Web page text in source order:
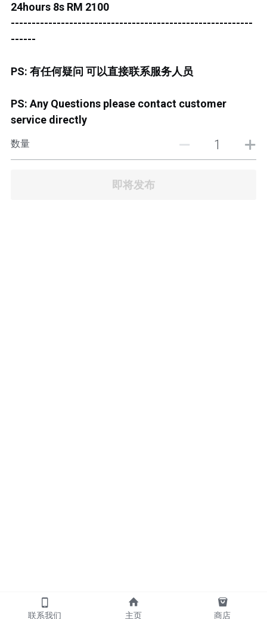
JB TOWN 4
JB TOWN SENTOSA
JB TOWN CENTURY
24hours 8s RM 2100
----------------------------------------------------------
------
PS: 有任何疑问 可以直接联系服务人员
PS: Any Questions please contact customer
service directly
数量
即将发布
联系我们 主页 商店